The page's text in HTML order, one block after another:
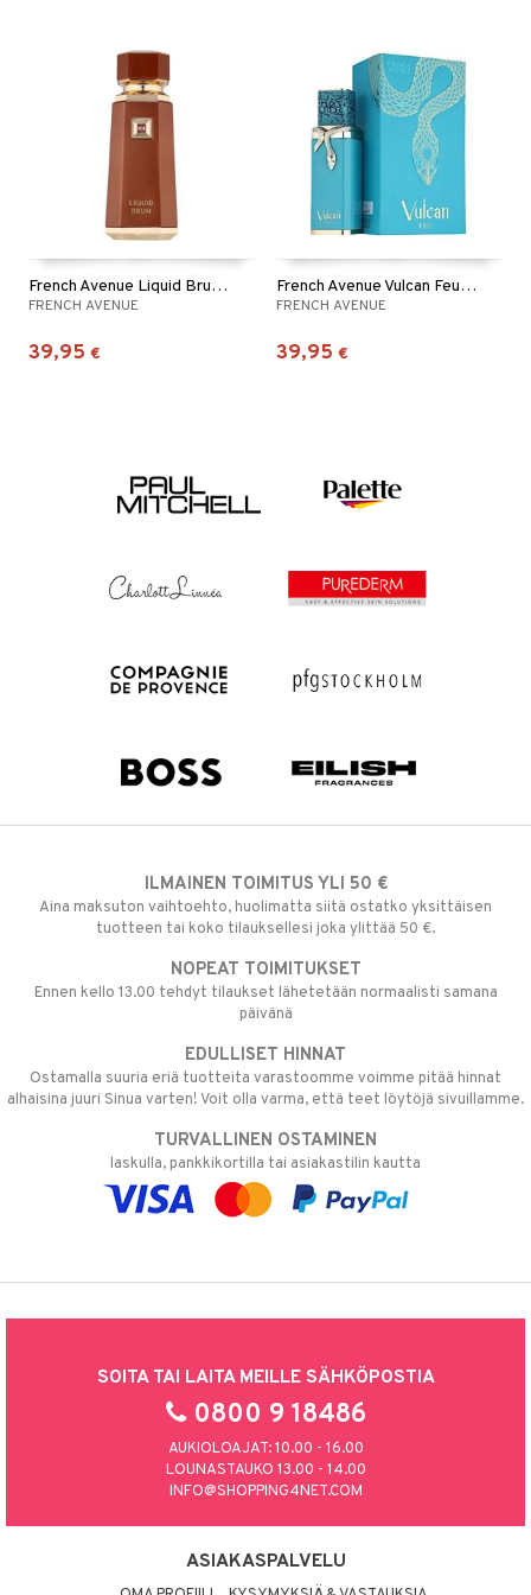
French Avenue Liquid Brun - Eau de parfum
FRENCH AVENUE
39,95 €
French Avenue Vulcan Feu - Eau de parfum
FRENCH AVENUE
39,95 €
ILMAINEN TOIMITUS YLI 50 €
Aina maksuton vaihtoehto, huolimatta siitä ostatko yksittäisen
tuotteen tai koko tilauksellesi joka ylittää 50 €.
NOPEAT TOIMITUKSET
Ennen kello 13.00 tehdyt tilaukset lähetetään normaalisti samana
päivänä
EDULLISET HINNAT
Ostamalla suuria eriä tuotteita varastoomme voimme pitää hinnat
alhaisina juuri Sinua varten! Voit olla varma, että teet löytöjä sivuillamme.
TURVALLINEN OSTAMINEN
laskulla, pankkikortilla tai asiakastilin kautta
SOITA TAI LAITA MEILLE SÄHKÖPOSTIA
0800 9 18486
AUKIOLOAJAT: 10.00 - 16.00
LOUNASTAUKO 13.00 - 14.00
INFO@SHOPPING4NET.COM
ASIAKASPALVELU